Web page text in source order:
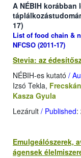
A NÉBIH korábban
17)
List of food chain &
NFCSO (2011-17)
Stevia: az
NÉBIH-es kutató /
Izsó Tekla,
Kasza Gyula
Lezárult / Published:
Emulgeálószerek,
ágensek